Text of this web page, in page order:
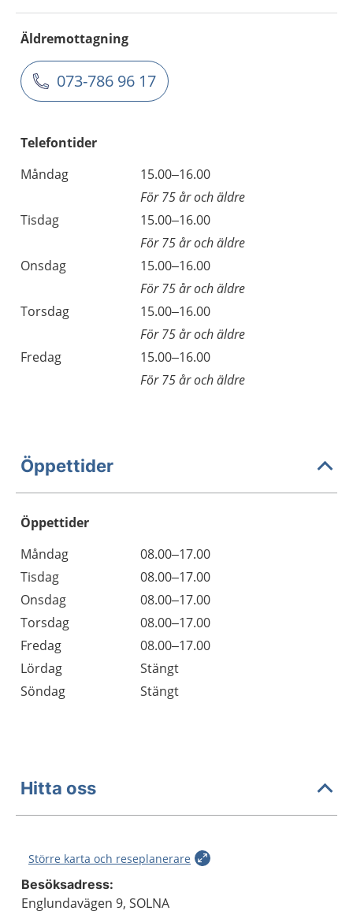
Äldremottagning
073-786 96 17
Telefontider
Måndag
15.00–16.00
För 75 år och äldre
Tisdag
15.00–16.00
För 75 år och äldre
Onsdag
15.00–16.00
För 75 år och äldre
Torsdag
15.00–16.00
För 75 år och äldre
Fredag
15.00–16.00
För 75 år och äldre
Öppettider
Öppettider
Dag
Öppettider
Kommentarer
Måndag
08.00–17.00
Tisdag
08.00–17.00
Onsdag
08.00–17.00
Torsdag
08.00–17.00
Fredag
08.00–17.00
Lördag
Stängt
Söndag
Stängt
Hitta oss
Större karta och reseplanerare
Besöksadress:
Englundavägen 9, SOLNA